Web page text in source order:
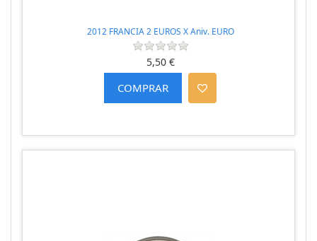
2012 FRANCIA 2 EUROS X Aniv. EURO
5,50 €